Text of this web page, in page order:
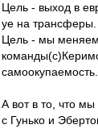
Цель - выход в
уе на трансферы.
Цель - мы меняем
А вот в то, что
с Гунько и